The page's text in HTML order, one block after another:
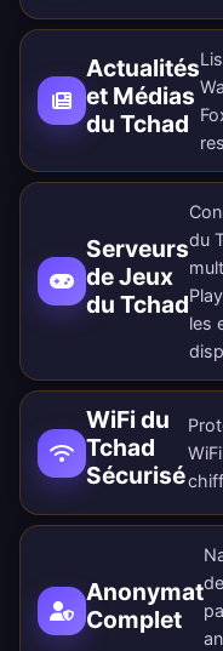
Actualités
et Médias
du Tchad
Serveurs
de Jeux
du Tchad
du
les
WiFi du
Tchad
Sécurisé
Anonymat
Complet